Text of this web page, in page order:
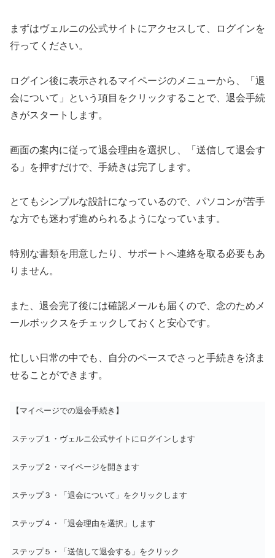
まずはヴェルニの公式サイトにアクセスして、ログインを
行ってください。
ログイン後に表示されるマイページのメニューから、「退
会について」という項目をクリックすることで、退会手続
きがスタートします。
画面の案内に従って退会理由を選択し、「送信して退会す
る」を押すだけで、手続きは完了します。
とてもシンプルな設計になっているので、パソコンが苦手
な方でも迷わず進められるようになっています。
特別な書類を用意したり、サポートへ連絡を取る必要もあ
りません。
また、退会完了後には確認メールも届くので、念のためメ
ールボックスをチェックしておくと安心です。
忙しい日常の中でも、自分のペースでさっと手続きを済ま
せることができます。
【マイページでの退会手続き】
ステップ１・ヴェルニ公式サイトにログインします
ステップ２・マイページを開きます
ステップ３・「退会について」をクリックします
ステップ４・「退会理由を選択」します
ステップ５・「送信して退会する」をクリック